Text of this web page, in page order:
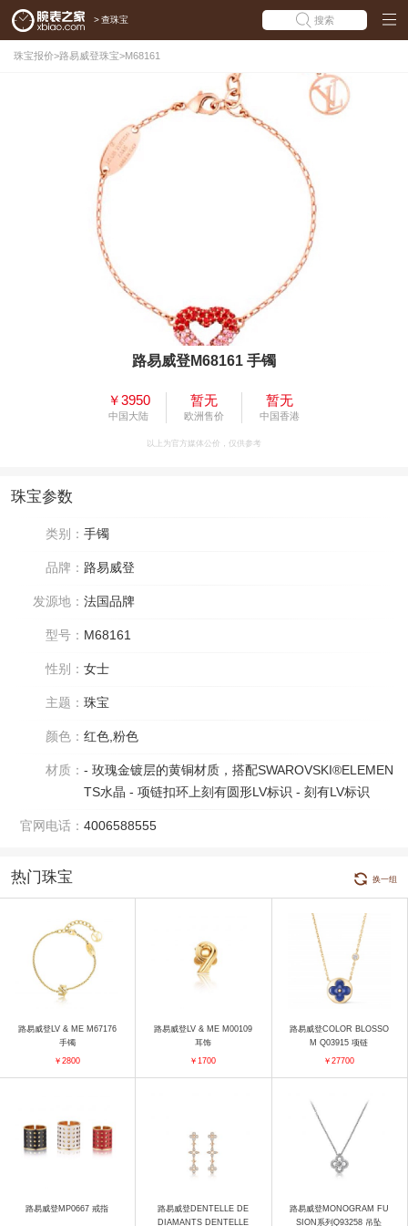
> 查珠宝 搜索
珠宝报价>路易威登珠宝>M68161
路易威登M68161 手镯
￥3950
中国大陆
暂无
欧洲售价
暂无
中国香港
以上为官方媒体公价，仅供参考
珠宝参数
类别： 手镯
品牌： 路易威登
发源地： 法国品牌
型号： M68161
性别： 女士
主题： 珠宝
颜色： 红色,粉色
材质： - 玫瑰金镀层的黄铜材质，搭配SWAROVSKI®ELEMEN
TS水晶 - 项链扣环上刻有圆形LV标识 - 刻有LV标识
官网电话： 4006588555
热门珠宝 换一组
路易威登LV & ME M67176
手镯
￥2800
路易威登LV & ME M00109
耳饰
￥1700
路易威登COLOR BLOSSO
M Q03915 项链
￥27700
路易威登MP0667 戒指
路易威登DENTELLE DE
DIAMANTS DENTELLE
路易威登MONOGRAM FU
SION系列Q93258 吊坠